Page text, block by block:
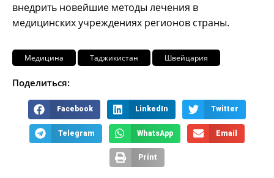
внедрить новейшие методы лечения в
медицинских учреждениях регионов страны.
Медицина Таджикистан Швейцария
Поделиться:
Facebook LinkedIn Twitter
Telegram WhatsApp Email
Print